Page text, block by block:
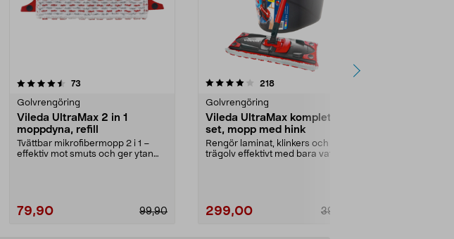
73
Golvrengöring
Vileda UltraMax 2 in 1
moppdyna, refill
Tvättbar mikrofibermopp 2 i 1 –
effektiv mot smuts och ger ytan
79,90 99,90
4.0 av 5 stjärnor 218recensioner
Golvrengöring
Vileda UltraMax komplett
set, mopp med hink
Rengör laminat, klinkers och
trägolv effektivt med bara vatten.
299,00 399,00
4.5 av 5 stjärnor